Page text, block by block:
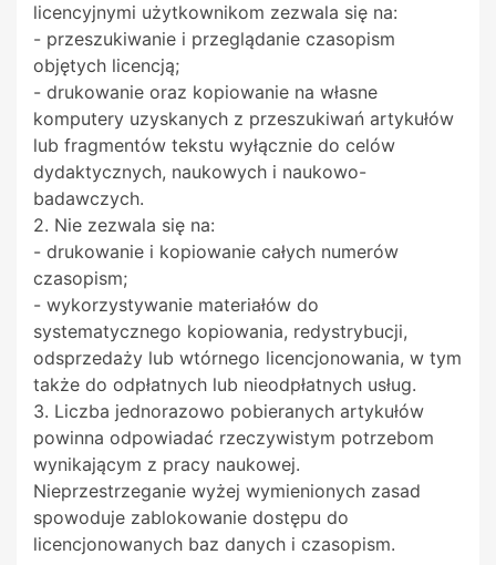
licencyjnymi użytkownikom zezwala się na:
- przeszukiwanie i przeglądanie czasopism
objętych licencją;
- drukowanie oraz kopiowanie na własne
komputery uzyskanych z przeszukiwań artykułów
lub fragmentów tekstu wyłącznie do celów
dydaktycznych, naukowych i naukowo-
badawczych.
2. Nie zezwala się na:
- drukowanie i kopiowanie całych numerów
czasopism;
- wykorzystywanie materiałów do
systematycznego kopiowania, redystrybucji,
odsprzedaży lub wtórnego licencjonowania, w tym
także do odpłatnych lub nieodpłatnych usług.
3. Liczba jednorazowo pobieranych artykułów
powinna odpowiadać rzeczywistym potrzebom
wynikającym z pracy naukowej.
Nieprzestrzeganie wyżej wymienionych zasad
spowoduje zablokowanie dostępu do
licencjonowanych baz danych i czasopism.